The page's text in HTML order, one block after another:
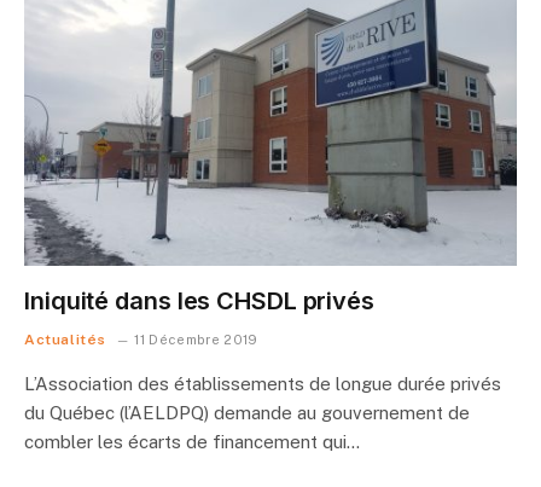
Iniquité dans les CHSDL privés
Actualités 11 Décembre 2019
L’Association des établissements de longue durée privés
du Québec (l’AELDPQ) demande au gouvernement de
combler les écarts de financement qui…